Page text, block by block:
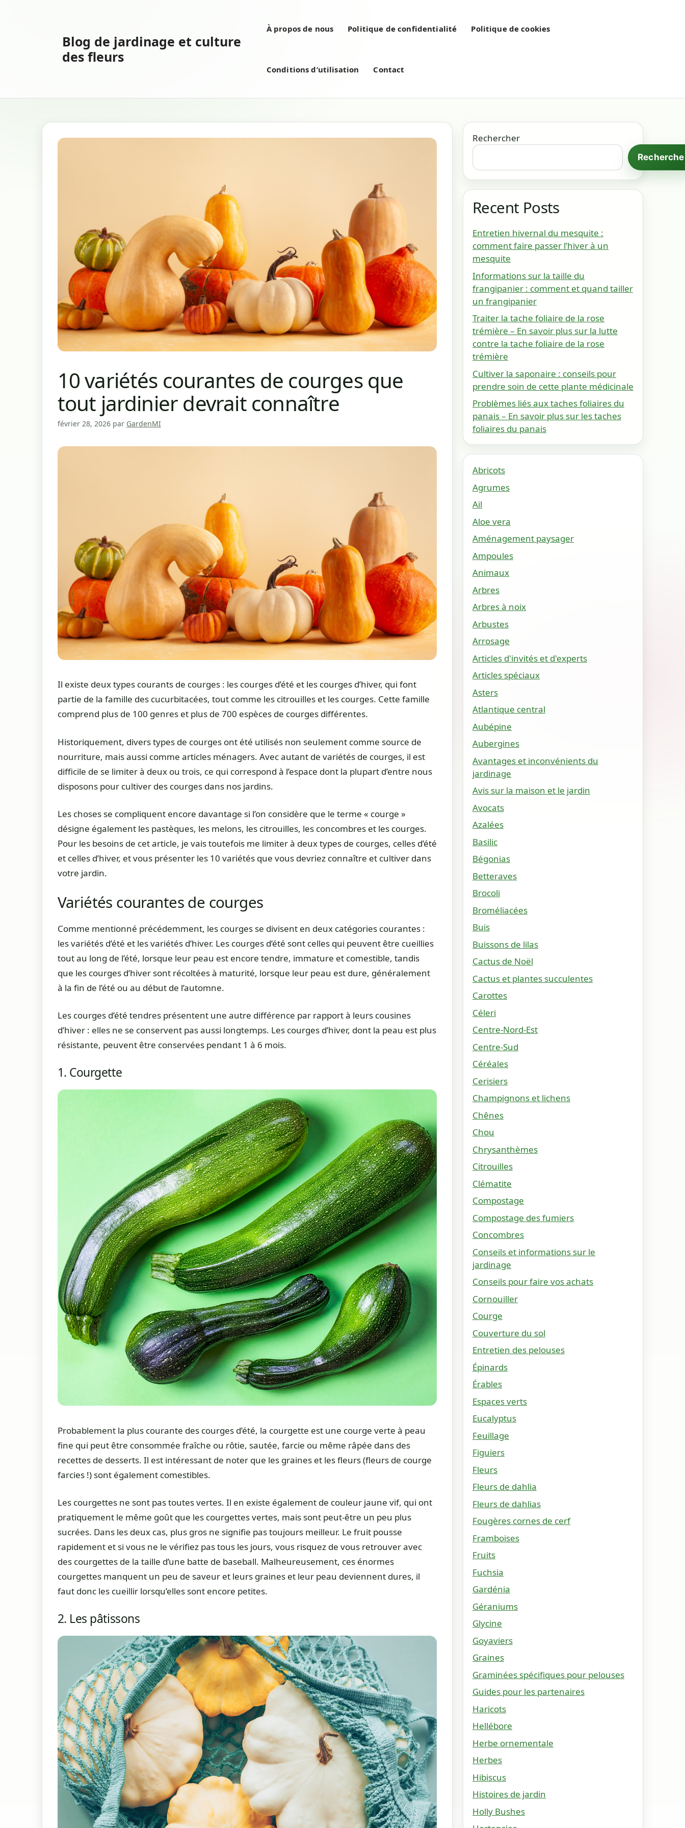
Blog de jardinage et culture
des fleurs
À propos de nous Politique de confidentialité Politique de cookies
Conditions d’utilisation Contact
10 variétés courantes de courges que
tout jardinier devrait connaître
février 28, 2026 par GardenMI
Il existe deux types courants de courges : les courges d’été et les courges d’hiver, qui font
partie de la famille des cucurbitacées, tout comme les citrouilles et les courges. Cette famille
comprend plus de 100 genres et plus de 700 espèces de courges différentes.
Historiquement, divers types de courges ont été utilisés non seulement comme source de
nourriture, mais aussi comme articles ménagers. Avec autant de variétés de courges, il est
difficile de se limiter à deux ou trois, ce qui correspond à l’espace dont la plupart d’entre nous
disposons pour cultiver des courges dans nos jardins.
Les choses se compliquent encore davantage si l’on considère que le terme « courge »
désigne également les pastèques, les melons, les citrouilles, les concombres et les courges.
Pour les besoins de cet article, je vais toutefois me limiter à deux types de courges, celles d’été
et celles d’hiver, et vous présenter les 10 variétés que vous devriez connaître et cultiver dans
votre jardin.
Variétés courantes de courges
Comme mentionné précédemment, les courges se divisent en deux catégories courantes :
les variétés d’été et les variétés d’hiver. Les courges d’été sont celles qui peuvent être cueillies
tout au long de l’été, lorsque leur peau est encore tendre, immature et comestible, tandis
que les courges d’hiver sont récoltées à maturité, lorsque leur peau est dure, généralement
à la fin de l’été ou au début de l’automne.
Les courges d’été tendres présentent une autre différence par rapport à leurs cousines
d’hiver : elles ne se conservent pas aussi longtemps. Les courges d’hiver, dont la peau est plus
résistante, peuvent être conservées pendant 1 à 6 mois.
1. Courgette
Probablement la plus courante des courges d’été, la courgette est une courge verte à peau
fine qui peut être consommée fraîche ou rôtie, sautée, farcie ou même râpée dans des
recettes de desserts. Il est intéressant de noter que les graines et les fleurs (fleurs de courge
farcies !) sont également comestibles.
Les courgettes ne sont pas toutes vertes. Il en existe également de couleur jaune vif, qui ont
pratiquement le même goût que les courgettes vertes, mais sont peut-être un peu plus
sucrées. Dans les deux cas, plus gros ne signifie pas toujours meilleur. Le fruit pousse
rapidement et si vous ne le vérifiez pas tous les jours, vous risquez de vous retrouver avec
des courgettes de la taille d’une batte de baseball. Malheureusement, ces énormes
courgettes manquent un peu de saveur et leurs graines et leur peau deviennent dures, il
faut donc les cueillir lorsqu’elles sont encore petites.
2. Les pâtissons
Rechercher
Recent Posts
Entretien hivernal du mesquite :
comment faire passer l’hiver à un
mesquite
Informations sur la taille du
frangipanier : comment et quand tailler
un frangipanier
Traiter la tache foliaire de la rose
trémière – En savoir plus sur la lutte
contre la tache foliaire de la rose
trémière
Cultiver la saponaire : conseils pour
prendre soin de cette plante médicinale
Problèmes liés aux taches foliaires du
panais – En savoir plus sur les taches
foliaires du panais
Abricots
Agrumes
Ail
Aloe vera
Aménagement paysager
Ampoules
Animaux
Arbres
Arbres à noix
Arbustes
Arrosage
Articles d'invités et d'experts
Articles spéciaux
Asters
Atlantique central
Aubépine
Aubergines
Avantages et inconvénients du
jardinage
Avis sur la maison et le jardin
Avocats
Azalées
Basilic
Bégonias
Betteraves
Brocoli
Broméliacées
Buis
Buissons de lilas
Cactus de Noël
Cactus et plantes succulentes
Carottes
Céleri
Centre-Nord-Est
Centre-Sud
Céréales
Cerisiers
Champignons et lichens
Chênes
Chou
Chrysanthèmes
Citrouilles
Clématite
Compostage
Compostage des fumiers
Concombres
Conseils et informations sur le
jardinage
Conseils pour faire vos achats
Cornouiller
Courge
Couverture du sol
Entretien des pelouses
Épinards
Érables
Espaces verts
Eucalyptus
Feuillage
Figuiers
Fleurs
Fleurs de dahlia
Fleurs de dahlias
Fougères cornes de cerf
Framboises
Fruits
Fuchsia
Gardénia
Géraniums
Glycine
Goyaviers
Graines
Graminées spécifiques pour pelouses
Guides pour les partenaires
Haricots
Hellébore
Herbe ornementale
Herbes
Hibiscus
Histoires de jardin
Holly Bushes